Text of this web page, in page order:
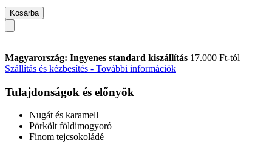
Kosárba
Magyarország: Ingyenes standard kiszállítás 17.000 Ft-tól
Szállítás és kézbesítés - További információk
Tulajdonságok és előnyök
Nugát és karamell
Pörkölt földimogyoró
Finom tejcsokoládé